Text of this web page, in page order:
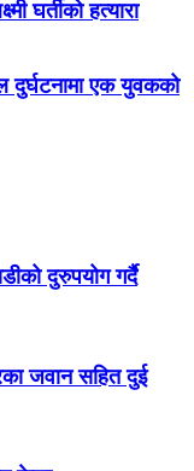
घर्तीको हत्यारा
दुर्घटनामा एक युवकको
दुरुपयोग गर्दै
जवान सहित दुई